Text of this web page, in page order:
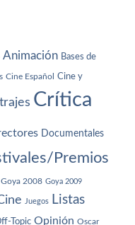
Animación Bases de
Cine Español Cine y
Crítica
Documentales
Premios
Goya 2008 Goya 2009
Juegos Listas
Topic Opinión Oscar